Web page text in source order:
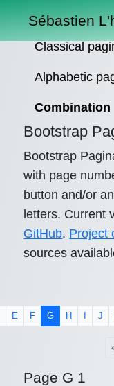
Sébastien
Classical
Alphabetic
Combination
Bootstrap
Bootstrap
with page
button and/or
letters. Current
GitHub. Project
sources
E F G H J
Page G 1